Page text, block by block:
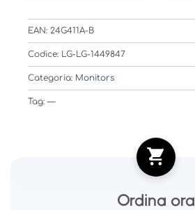
EAN: 24G411A-B
Codice: LG-LG-1449847
Categoria: Monitors
Tag: —
Ordina ora